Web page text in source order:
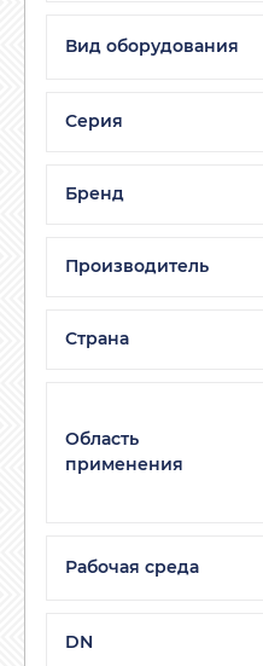
Вид оборудования
Серия
Бренд
Производитель
Страна
Область
применения
Рабочая среда
DN